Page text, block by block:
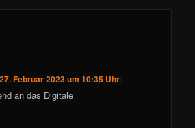
27. Februar 2023 um 10:35 Uhr:
an das Digitale